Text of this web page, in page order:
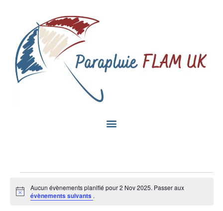
Notice
Aucun évènements planifié pour 2 Nov 2025. Passer aux
évènements suivants .